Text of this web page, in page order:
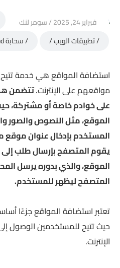
فبراير 24, 2025 سومر لنك
تطبيقات الويب
سحابة Cloud
استضافة المواقع هي خدمة تتيح
مواقعهم على الإنترنت.تتضمن
على خوادم خاصة أو مشتركة،
الموقع، مثل النصوص والصور
المستخدم بإدخال عنوان
يقوم المتصفح بإرسال طلب
الموقع، والذي بدوره يرسل
المتصفح ليظهر للمستخدم.
تعتبر استضافة المواقع جزءًا
حيث تتيح للمستخدمين الوصول
الإنترنت.